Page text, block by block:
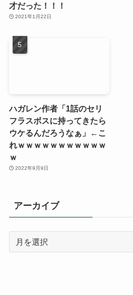
才だった！！！
2021年1月22日
ハガレン作者「1話のセリ
フラスボスに持ってきたら
ウケるんだろうなぁ」←こ
れｗｗｗｗｗｗｗｗｗｗｗ
ｗ
2022年9月9日
アーカイブ